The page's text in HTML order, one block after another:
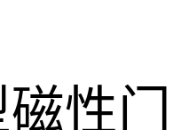
性门